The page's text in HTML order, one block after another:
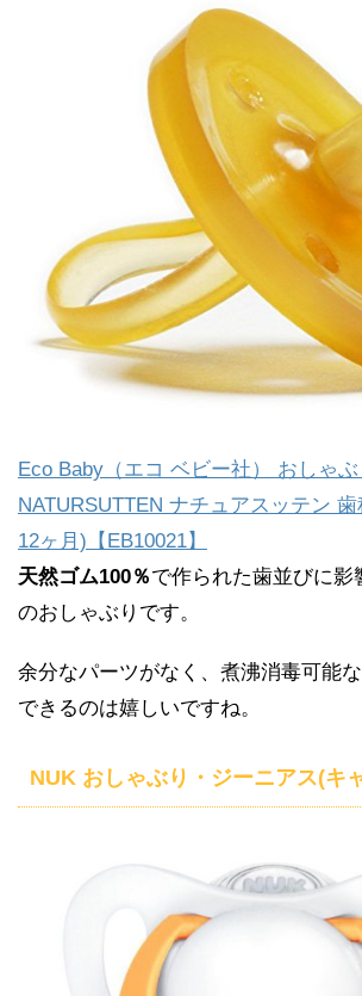
Eco Baby（エコ ベビー社） おしゃぶ
NATURSUTTEN ナチュアスッテン
12ヶ月)【EB10021】
天然ゴム100％で作られた歯並びに影
のおしゃぶりです。
余分なパーツがなく、煮沸消毒可能
できるのは嬉しいですね。
NUK おしゃぶり・ジーニアス(キ